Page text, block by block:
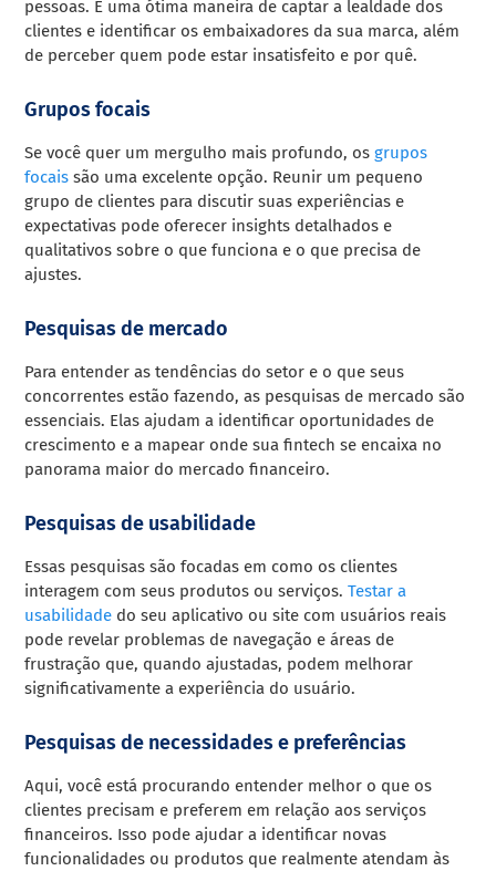
pessoas. É uma ótima maneira de captar a lealdade dos
clientes e identificar os embaixadores da sua marca, além
de perceber quem pode estar insatisfeito e por quê.
Grupos focais
Se você quer um mergulho mais profundo, osgrupos
focais são uma excelente opção. Reunir um pequeno
grupo de clientes para discutir suas experiências e
expectativas pode oferecer insights detalhados e
qualitativos sobre o que funciona e o que precisa de
ajustes.
Pesquisas de mercado
Para entender as tendências do setor e o que seus
concorrentes estão fazendo, as pesquisas de mercado são
essenciais. Elas ajudam a identificar oportunidades de
crescimento e a mapear onde sua fintech se encaixa no
panorama maior do mercado financeiro.
Pesquisas de usabilidade
Essas pesquisas são focadas em como os clientes
interagem com seus produtos ou serviços. Testar a
usabilidade do seu aplicativo ou site com usuários reais
pode revelar problemas de navegação e áreas de
frustração que, quando ajustadas, podem melhorar
significativamente a experiência do usuário.
Pesquisas de necessidades e preferências
Aqui, você está procurando entender melhor o que os
clientes precisam e preferem em relação aos serviços
financeiros. Isso pode ajudar a identificar novas
funcionalidades ou produtos que realmente atendam às